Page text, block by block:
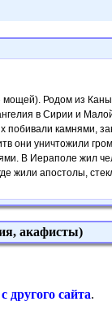
Родом из
в Сирии и
камнями,
они уничтожили
В Иераполе жил
жили апостолы,
акафисты)
с другого сайта.